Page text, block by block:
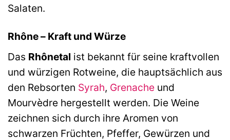
Salaten.
Rhône – Kraft und Würze
Das Rhônetal ist bekannt für seine kraftvollen
und würzigen Rotweine, die hauptsächlich aus
den Rebsorten Syrah, Grenache und
Mourvèdre hergestellt werden. Die Weine
zeichnen sich durch ihre Aromen von
schwarzen Früchten, Pfeffer, Gewürzen und